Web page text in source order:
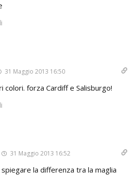
31 Maggio 2013 16:50
colori. forza Cardiff e Salisburgo!
31 Maggio 2013 16:52
la differenza tra la maglia